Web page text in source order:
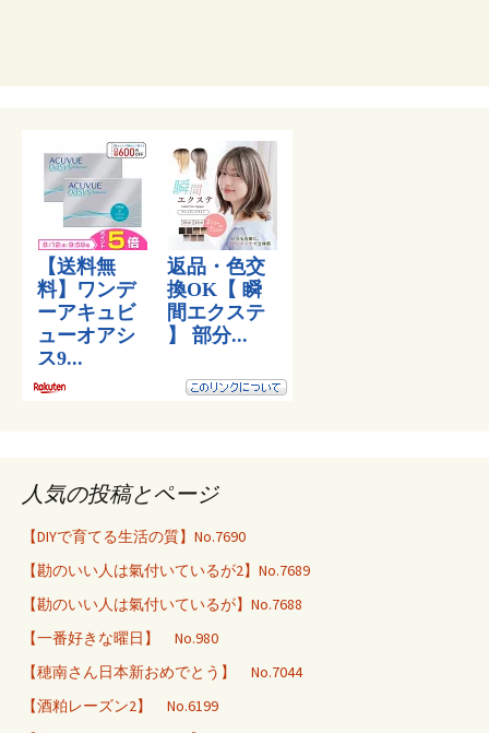
人気の投稿とページ
【DIYで育てる生活の質】No.7690
【勘のいい人は氣付いているが2】No.7689
【勘のいい人は氣付いているが】No.7688
【一番好きな曜日】 No.980
【穂南さん日本新おめでとう】 No.7044
【酒粕レーズン2】 No.6199